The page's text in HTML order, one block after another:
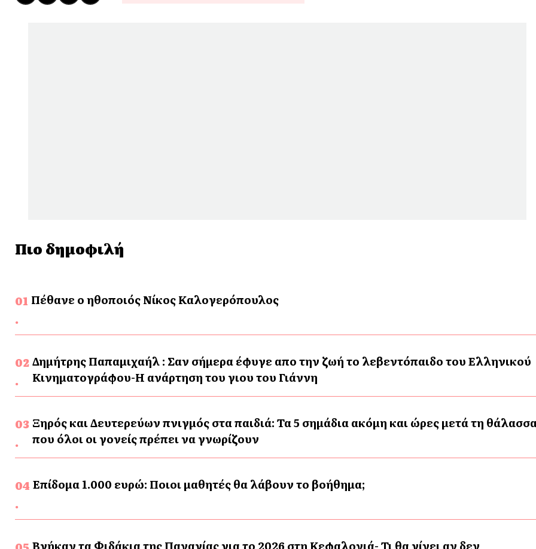
Πιο δημοφιλή
Πέθανε ο ηθοποιός Νίκος Καλογερόπουλος
Δημήτρης Παπαμιχαήλ : Σαν σήμερα έφυγε απο την ζωή το λεβεντόπαιδο του Ελληνικού
Κινηματογράφου-Η ανάρτηση του γιου του Γιάννη
Ξηρός και Δευτερεύων πνιγμός στα παιδιά: Τα 5 σημάδια ακόμη και ώρες μετά τη θάλασσα
που όλοι οι γονείς πρέπει να γνωρίζουν
Επίδομα 1.000 ευρώ: Ποιοι μαθητές θα λάβουν το βοήθημα;
Βγήκαν τα Φιδάκια της Παναγίας για το 2026 στη Κεφαλονιά- Τι θα γίνει αν δεν